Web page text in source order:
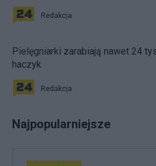
Redakcja
Pielęgniarki zarabiają nawet 24
haczyk
Redakcja
Najpopularniejsze